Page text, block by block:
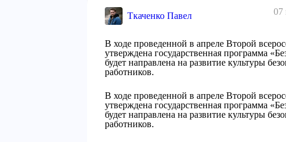
Ткаченко Павел 07
В ходе проведенной в апреле Второй
утверждена государственная программа
будет направлена на развитие культуры
работников.
В ходе проведенной в апреле Второй
утверждена государственная программа
будет направлена на развитие культуры
работников.